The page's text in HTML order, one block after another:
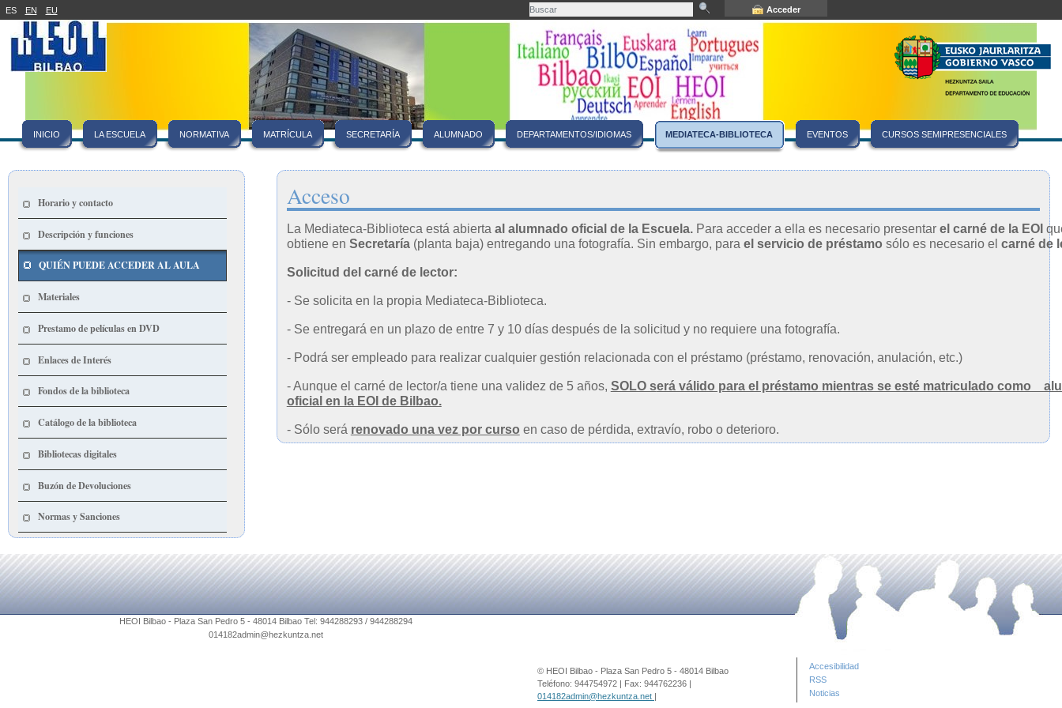
ES EN EU Acceder
INICIO LA ESCUELA NORMATIVA MATRÍCULA SECRETARÍA ALUMNADO DEPARTAMENTOS/IDIOMAS MEDIATECA-BIBLIOTECA EVENTOS CURSOS SEMIPRESENCIALES
Horario y contacto
Descripción y funciones
QUIÉN PUEDE ACCEDER AL AULA
Materiales
Prestamo de películas en DVD
Enlaces de Interés
Fondos de la biblioteca
Catálogo de la biblioteca
Bibliotecas digitales
Buzón de Devoluciones
Normas y Sanciones
Acceso
La Mediateca-Biblioteca está abierta al alumnado oficial de la Escuela.Para acceder a ella es necesario presentar el carné de la EOI
obtiene en Secretaría(planta baja) entregando una fotografía. Sin embargo, para el servicio de préstamo sólo es necesario el carné de
Solicitud del carné de lector:
- Se solicita en la propia Mediateca-Biblioteca.
- Se entregará en un plazo de entre 7 y 10 días después de la solicitud y no requiere una fotografía.
- Podrá ser empleado para realizar cualquier gestión relacionada con el préstamo (préstamo, renovación, anulación, etc.)
- Aunque el carné de lector/a tiene una validez de 5 años, SOLO será válido para el préstamo mientras se esté matriculado como
oficial en la EOI de Bilbao.
- Sólo será renovado una vez por curso en caso de pérdida, extravío, robo o deterioro.
© HEOI Bilbao - Plaza San Pedro 5 - 48014 Bilbao
Teléfono: 944754972 | Fax: 944762236 |
014182admin@hezkuntza.net
Accesibilidad
RSS
Noticias